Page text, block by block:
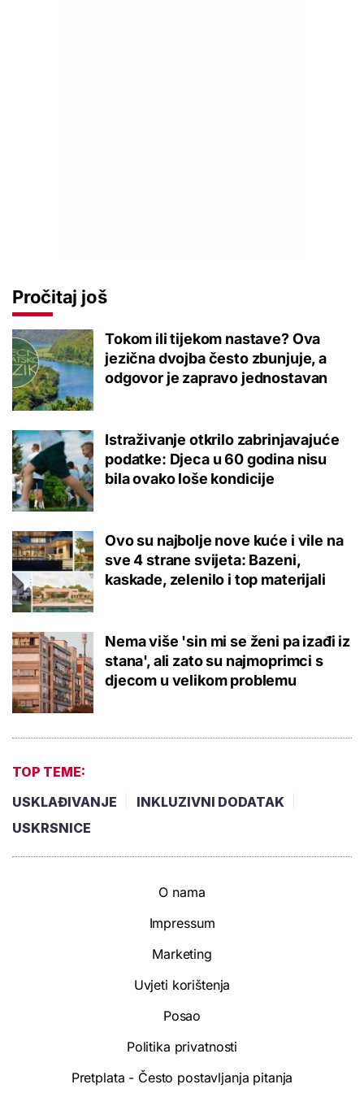
Pročitaj još
Tokom ili tijekom nastave? Ova
jezična dvojba često zbunjuje, a
odgovor je zapravo jednostavan
Istraživanje otkrilo zabrinjavajuće
podatke: Djeca u 60 godina nisu
bila ovako loše kondicije
Ovo su najbolje nove kuće i vile na
sve 4 strane svijeta: Bazeni,
kaskade, zelenilo i top materijali
Nema više 'sin mi se ženi pa izađi iz
stana', ali zato su najmoprimci s
djecom u velikom problemu
TOP TEME:
USKLAĐIVANJE
INKLUZIVNI DODATAK
USKRSNICE
O nama
Impressum
Marketing
Uvjeti korištenja
Posao
Politika privatnosti
Pretplata - Često postavljanja pitanja